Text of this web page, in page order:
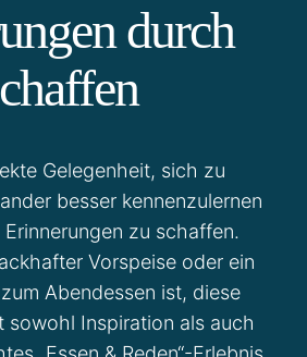
durch
Gelegenheit, sich zu
besser kennenzulernen
zu schaffen.
Vorspeise oder ein
Abendessen ist, diese
sowohl Inspiration als auch